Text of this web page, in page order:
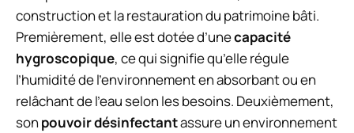
construction et la restauration du patrimoine bâti.
Premièrement, elle est dotée d’unecapacité
hygroscopique, ce qui signifie qu’elle régule
l’humidité de l’environnement en absorbant ou en
relâchant de l’eau selon les besoins. Deuxièmement,
son pouvoir désinfectantassure un environnement